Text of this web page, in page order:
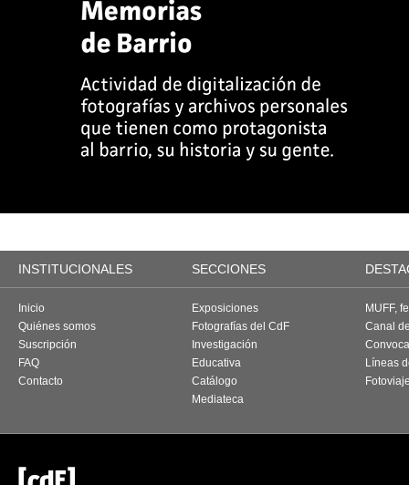
INSTITUCIONALES SECCIONES
Inicio
Quiénes somos
Suscripción
FAQ
Contacto
Exposiciones
Fotografías del CdF
Investigación
Educativa
Catálogo
Mediateca
MUFF,
Canal
Líneas